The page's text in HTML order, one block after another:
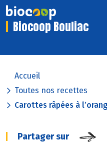
Biocoop Bouliac
Accueil
Toutes nos recettes
Carottes râpées à
Partager sur